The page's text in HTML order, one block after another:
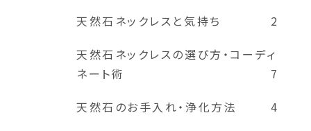
天然石ネックレスと気持ち
2
天然石ネックレスの選び方・コーディ
ネート術
7
天然石のお手入れ・浄化方法
4